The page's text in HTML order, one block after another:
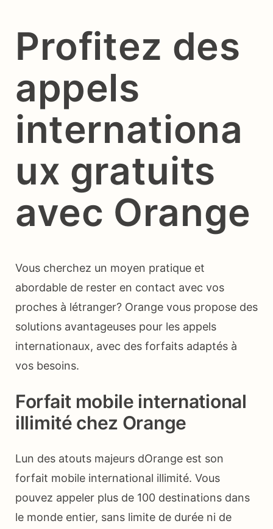
Profitez des
appels
internationa
ux gratuits
avec Orange
Vous cherchez un moyen pratique et
abordable de rester en contact avec vos
proches à létranger? Orange vous propose des
solutions avantageuses pour les appels
internationaux, avec des forfaits adaptés à
vos besoins.
Forfait mobile international
illimité chez Orange
Lun des atouts majeurs dOrange est son
forfait mobile international illimité. Vous
pouvez appeler plus de 100 destinations dans
le monde entier, sans limite de durée ni de